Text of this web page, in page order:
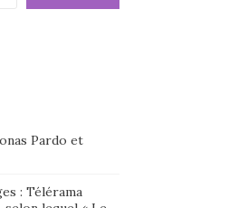
Pardo et
: Télérama